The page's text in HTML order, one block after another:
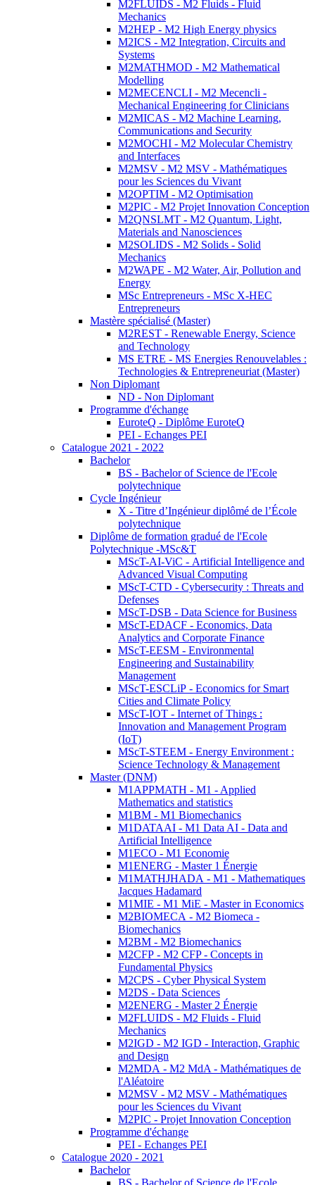
M2FLUIDS - M2 Fluids - Fluid
Mechanics
M2HEP - M2 High Energy physics
M2ICS - M2 Integration, Circuits and
Systems
M2MATHMOD - M2 Mathematical
Modelling
M2MECENCLI - M2 Mecencli -
Mechanical Engineering for Clinicians
M2MICAS - M2 Machine Learning,
Communications and Security
M2MOCHI - M2 Molecular Chemistry
and Interfaces
M2MSV - M2 MSV - Mathématiques
pour les Sciences du Vivant
M2OPTIM - M2 Optimisation
M2PIC - M2 Projet Innovation Conception
M2QNSLMT - M2 Quantum, Light,
Materials and Nanosciences
M2SOLIDS - M2 Solids - Solid
Mechanics
M2WAPE - M2 Water, Air, Pollution and
Energy
MSc Entrepreneurs - MSc X-HEC
Entrepreneurs
Mastère spécialisé (Master)
M2REST - Renewable Energy, Science
and Technology
MS ETRE - MS Energies Renouvelables :
Technologies & Entrepreneuriat (Master)
Non Diplomant
ND - Non Diplomant
Programme d'échange
EuroteQ - Diplôme EuroteQ
PEI - Echanges PEI
Catalogue 2021 - 2022
Bachelor
BS - Bachelor of Science de l'Ecole
polytechnique
Cycle Ingénieur
X - Titre d’Ingénieur diplômé de l’École
polytechnique
Diplôme de formation gradué de l'Ecole
Polytechnique -MSc&T
MScT-AI-ViC - Artificial Intelligence and
Advanced Visual Computing
MScT-CTD - Cybersecurity : Threats and
Defenses
MScT-DSB - Data Science for Business
MScT-EDACF - Economics, Data
Analytics and Corporate Finance
MScT-EESM - Environmental
Engineering and Sustainability
Management
MScT-ESCLiP - Economics for Smart
Cities and Climate Policy
MScT-IOT - Internet of Things :
Innovation and Management Program
(IoT)
MScT-STEEM - Energy Environment :
Science Technology & Management
Master (DNM)
M1APPMATH - M1 - Applied
Mathematics and statistics
M1BM - M1 Biomechanics
M1DATAAI - M1 Data AI - Data and
Artificial Intelligence
M1ECO - M1 Economie
M1ENERG - Master 1 Énergie
M1MATHJHADA - M1 - Mathematiques
Jacques Hadamard
M1MIE - M1 MiE - Master in Economics
M2BIOMECA - M2 Biomeca -
Biomechanics
M2BM - M2 Biomechanics
M2CFP - M2 CFP - Concepts in
Fundamental Physics
M2CPS - Cyber Physical System
M2DS - Data Sciences
M2ENERG - Master 2 Énergie
M2FLUIDS - M2 Fluids - Fluid
Mechanics
M2IGD - M2 IGD - Interaction, Graphic
and Design
M2MDA - M2 MdA - Mathématiques de
l'Aléatoire
M2MSV - M2 MSV - Mathématiques
pour les Sciences du Vivant
M2PIC - Projet Innovation Conception
Programme d'échange
PEI - Echanges PEI
Catalogue 2020 - 2021
Bachelor
BS - Bachelor of Science de l'Ecole